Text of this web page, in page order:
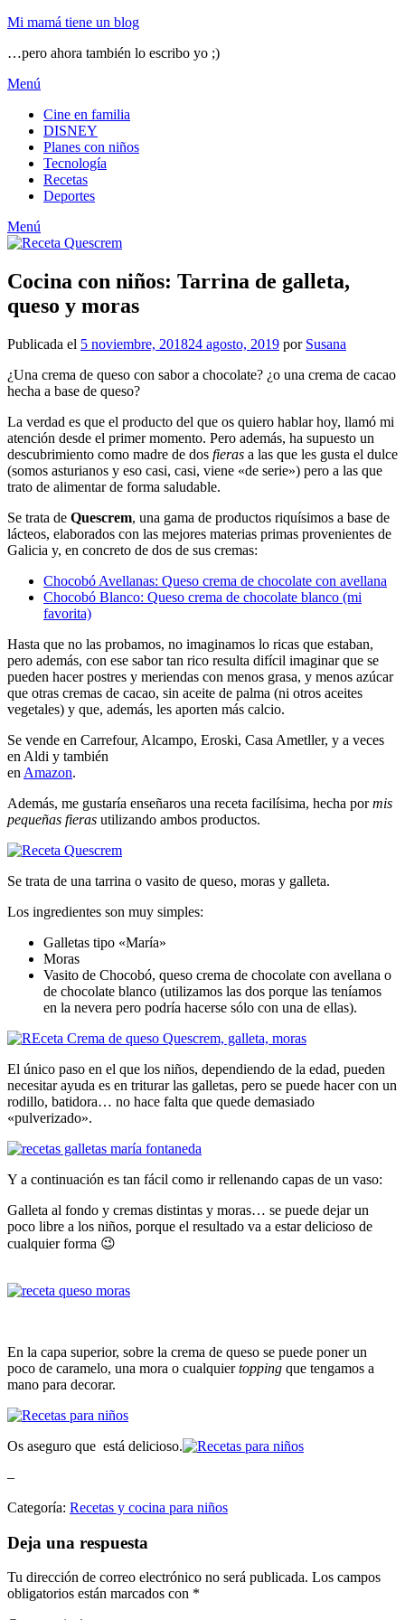
Mi mamá tiene un blog
…pero ahora también lo escribo yo ;)
Menú
Cine en familia
DISNEY
Planes con niños
Tecnología
Recetas
Deportes
Menú
Cocina con niños: Tarrina de galleta,
queso y moras
Publicada el 5 noviembre, 201824 agosto, 2019 por Susana
¿Una crema de queso con sabor a chocolate? ¿o una crema de cacao
hecha a base de queso?
La verdad es que el producto del que os quiero hablar hoy, llamó mi
atención desde el primer momento. Pero además, ha supuesto un
descubrimiento como madre de dos fieras a las que les gusta el dulce
(somos asturianos y eso casi, casi, viene «de serie») pero a las que
trato de alimentar de forma saludable.
Se trata de Quescrem, una gama de productos riquísimos a base de
lácteos, elaborados con las mejores materias primas provenientes de
Galicia y, en concreto de dos de sus cremas:
Chocobó Avellanas: Queso crema de chocolate con avellana
Chocobó Blanco: Queso crema de chocolate blanco (mi
favorita)
Hasta que no las probamos, no imaginamos lo ricas que estaban,
pero además, con ese sabor tan rico resulta difícil imaginar que se
pueden hacer postres y meriendas con menos grasa, y menos azúcar
que otras cremas de cacao, sin aceite de palma (ni otros aceites
vegetales) y que, además, les aporten más calcio.
Se vende en Carrefour, Alcampo, Eroski, Casa Ametller, y a veces
en Aldi y también
en Amazon.
Además, me gustaría enseñaros una receta facilísima, hecha pormis
pequeñas fieras utilizando ambos productos.
Se trata de una tarrina o vasito de queso, moras y galleta.
Los ingredientes son muy simples:
Galletas tipo «María»
Moras
Vasito de Chocobó, queso crema de chocolate con avellana o
de chocolate blanco (utilizamos las dos porque las teníamos
en la nevera pero podría hacerse sólo con una de ellas).
El único paso en el que los niños, dependiendo de la edad, pueden
necesitar ayuda es en triturar las galletas, pero se puede hacer con un
rodillo, batidora… no hace falta que quede demasiado
«pulverizado».
Y a continuación es tan fácil como ir rellenando capas de un vaso:
Galleta al fondo y cremas distintas y moras… se puede dejar un
poco libre a los niños, porque el resultado va a estar delicioso de
cualquier forma 😉
En la capa superior, sobre la crema de queso se puede poner un
poco de caramelo, una mora o cualquiertopping que tengamos a
mano para decorar.
Os aseguro que está delicioso.
–
Categoría: Recetas y cocina para niños
Deja una respuesta
Tu dirección de correo electrónico no será publicada. Los campos
obligatorios están marcados con *